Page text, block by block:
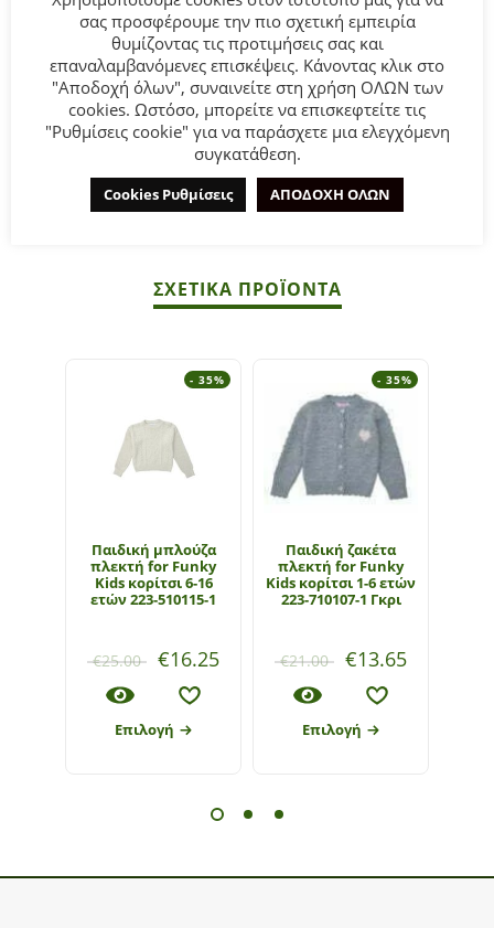
Παιδική ζακέτα πλεκτή for Funky Kids για κορίτσι από 1
έως 6 ετών σε εκρού χρώμα.
Σύνθεση:85% ACRYLIC-15% ELASTAN.
ΣΥΜΒΟΥΛΕΣ
Πλένεται στο πλυντήριο στους 30°C.
ΣΧΕΤΙΚΆ ΠΡΟΪΌΝΤΑ
- 35%
Παιδική μπλούζα
πλεκτή for Funky
Kids κορίτσι 6-16
ετών 223-510115-1
€25.00 €16.25
Επιλογή
- 35%
Παιδική ζακέτα
πλεκτή for Funky
Kids κορίτσι 1-6 ετών
223-710107-1 Γκρι
€21.00 €13.65
Επιλογή
σας προσφέρουμε την πιο σχετική εμπειρία
θυμίζοντας τις προτιμήσεις σας και
επαναλαμβανόμενες επισκέψεις. Κάνοντας κλικ στο
"Αποδοχή όλων", συναινείτε στη χρήση ΟΛΩΝ των
cookies. Ωστόσο, μπορείτε να επισκεφτείτε τις
"Ρυθμίσεις cookie" για να παράσχετε μια ελεγχόμενη
συγκατάθεση.
Cookies Ρυθμίσεις ΑΠΟΔΟΧΗ ΟΛΩΝ